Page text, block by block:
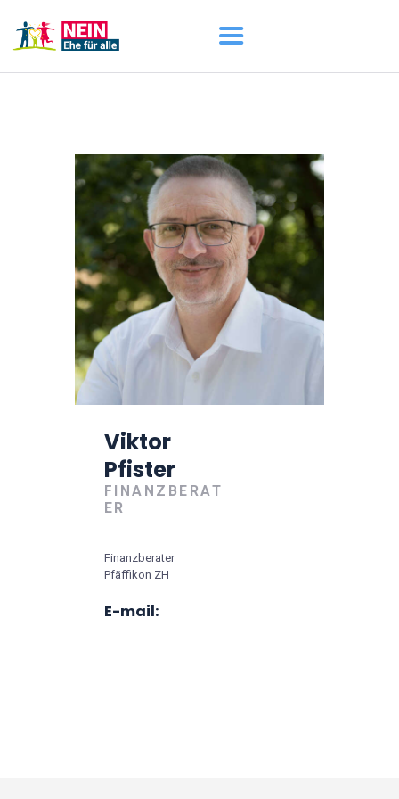
DARUM GEHT ES
ÜBER UNS
DOWNLOADS
Viktor
Pfister
FINANZBERAT
ER
Finanzberater
Pfäffikon ZH
E-mail: